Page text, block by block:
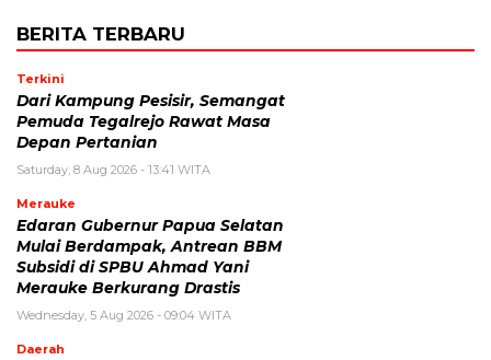
BERITA TERBARU
Terkini
Dari Kampung Pesisir, Semangat
Pemuda Tegalrejo Rawat Masa
Depan Pertanian
Saturday, 8 Aug 2026 - 13:41 WITA
Merauke
Edaran Gubernur Papua Selatan
Mulai Berdampak, Antrean BBM
Subsidi di SPBU Ahmad Yani
Merauke Berkurang Drastis
Wednesday, 5 Aug 2026 - 09:04 WITA
Daerah